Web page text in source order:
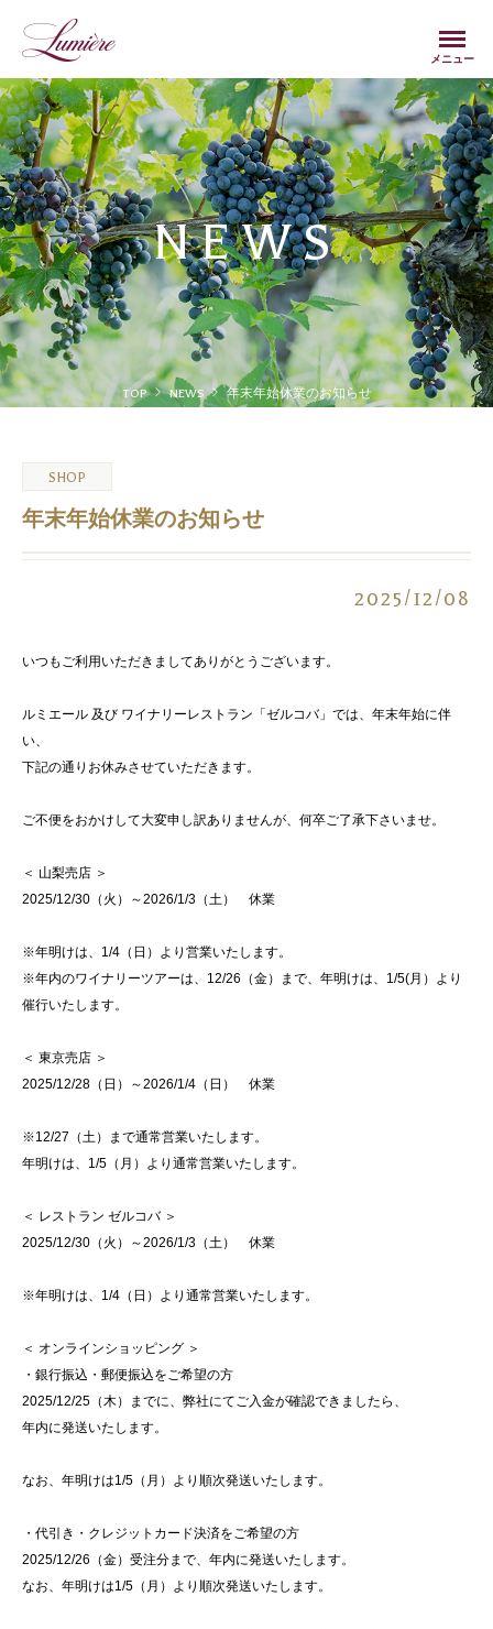
メニュー
NEWS
TOP NEWS 年末年始休業のお知らせ
SHOP
年末年始休業のお知らせ
2025/12/08
いつもご利用いただきましてありがとうございます。
ルミエール 及び ワイナリーレストラン「ゼルコバ」では、年末年始に伴
い、
下記の通りお休みさせていただきます。
ご不便をおかけして大変申し訳ありませんが、何卒ご了承下さいませ。
＜ 山梨売店 ＞
2025/12/30（火）～2026/1/3（土） 休業
※年明けは、1/4（日）より営業いたします。
※年内のワイナリーツアーは、12/26（金）まで、年明けは、1/5(月）より
催行いたします。
＜ 東京売店 ＞
2025/12/28（日）～2026/1/4（日） 休業
※12/27（土）まで通常営業いたします。
年明けは、1/5（月）より通常営業いたします。
＜ レストラン ゼルコバ ＞
2025/12/30（火）～2026/1/3（土） 休業
※年明けは、1/4（日）より通常営業いたします。
＜ オンラインショッピング ＞
・銀行振込・郵便振込をご希望の方
2025/12/25（木）までに、弊社にてご入金が確認できましたら、
年内に発送いたします。
なお、年明けは1/5（月）より順次発送いたします。
・代引き・クレジットカード決済をご希望の方
2025/12/26（金）受注分まで、年内に発送いたします。
なお、年明けは1/5（月）より順次発送いたします。